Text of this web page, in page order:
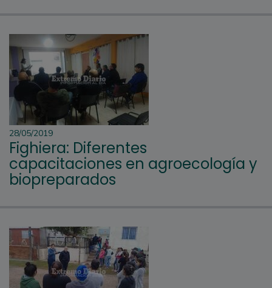
28/05/2019
Fighiera: Diferentes
capacitaciones en agroecología y
biopreparados